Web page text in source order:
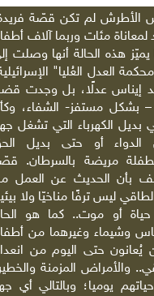
الأطرش لم تكن قصّة
مئات وربما آلاف
يميّز هذه الحالة أنها وصلت
العدل العُليا"
إيناس عدلًا، بل وجدت
– بشكل مستفز- الشفاء،
بديل الكهرباء التي تشغل
الدواء أو حتى بديل
مريضة بالسرطان.
بأن الحديث عن العمل
ليس ترفًا مناخيّا ولا
أو موت.. كما هو
وشيماء وغيرهما من
يُعانون حتى اليوم من
والأمراض المزمنة
يوميا؛ وبالتالي أي